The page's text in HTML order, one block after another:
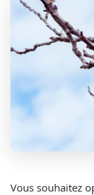
Vous souhaitez